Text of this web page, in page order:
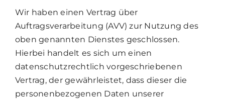
Wir haben einen Vertrag über
Auftragsverarbeitung (AVV) zur Nutzung des
oben genannten Dienstes geschlossen.
Hierbei handelt es sich um einen
datenschutzrechtlich vorgeschriebenen
Vertrag, der gewährleistet, dass dieser die
personenbezogenen Daten unserer